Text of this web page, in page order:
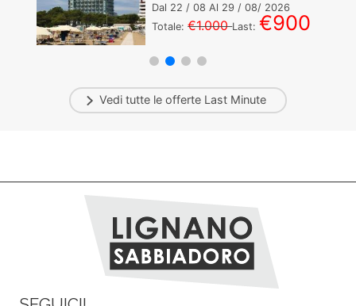
Dal22/ 08 Al29/ 08/ 2026
Totale:€1.000Last:€900
Vedi tutte le offerte Last Minute